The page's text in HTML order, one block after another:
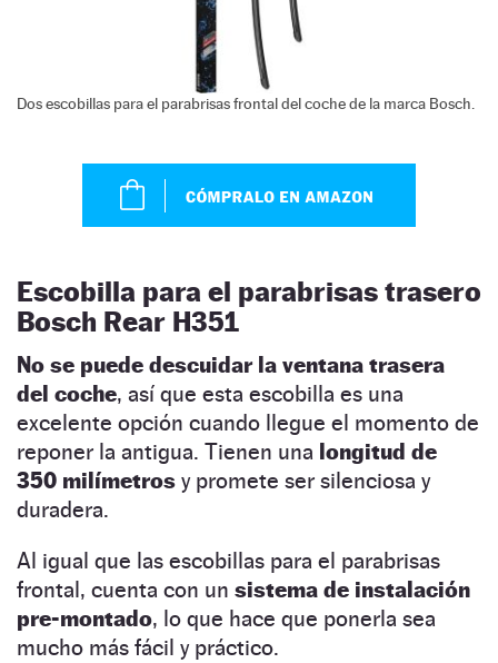
Dos escobillas para el parabrisas frontal del coche de la marca Bosch.
Escobilla para el parabrisas trasero
Bosch Rear H351
No se puede descuidar la ventana trasera
del coche, así que esta escobilla es una
excelente opción cuando llegue el momento de
reponer la antigua. Tienen una longitud de
350 milímetros y promete ser silenciosa y
duradera.
Al igual que las escobillas para el parabrisas
frontal, cuenta con un sistema de instalación
pre-montado, lo que hace que ponerla sea
mucho más fácil y práctico.